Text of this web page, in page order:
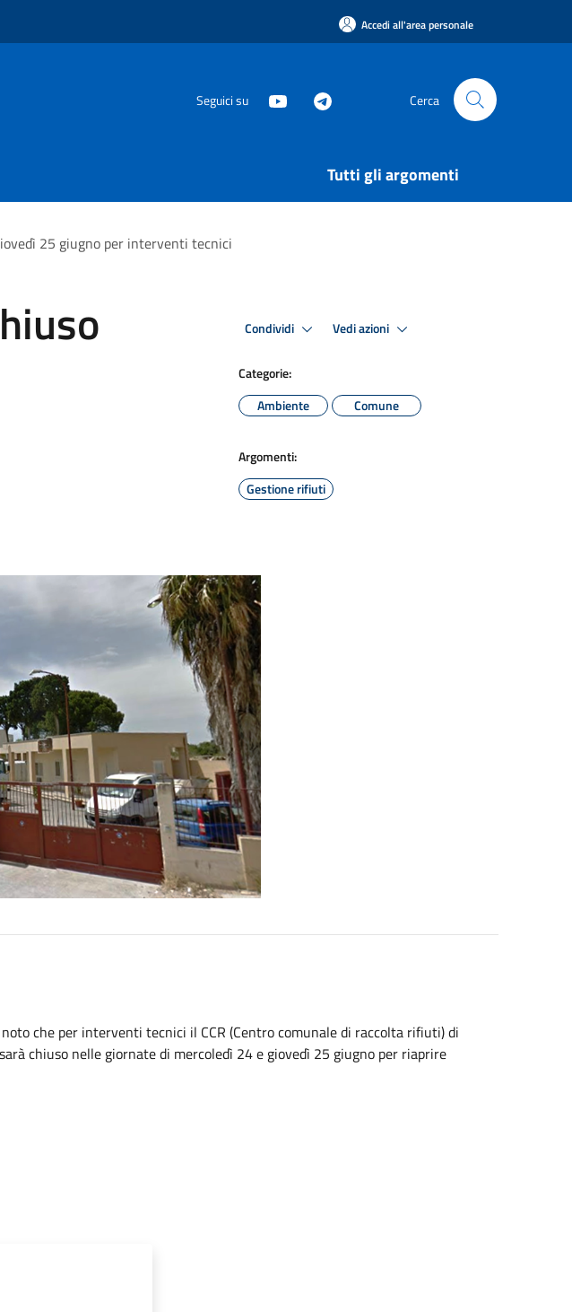
Accedi all'area personale
Seguici su Cerca
Tutti gli argomenti
25 giugno per interventi tecnici
Condividi Vedi azioni
Categorie:
Ambiente
Comune
Argomenti:
Gestione rifiuti
che per interventi tecnici il CCR (Centro comunale di raccolta rifiuti) di
chiuso nelle giornate di mercoledì 24 e giovedì 25 giugno per riaprire